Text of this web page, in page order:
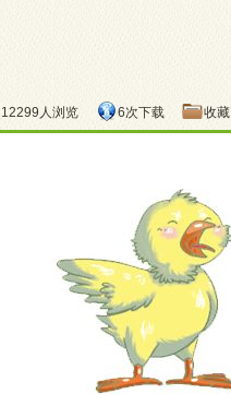
12299人浏览 6次下载 收藏